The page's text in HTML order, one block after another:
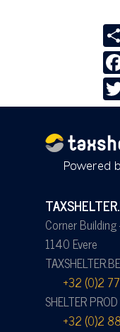
Corner
1140 Evere
+32 (0)2
SHELTER
+32 (0)2